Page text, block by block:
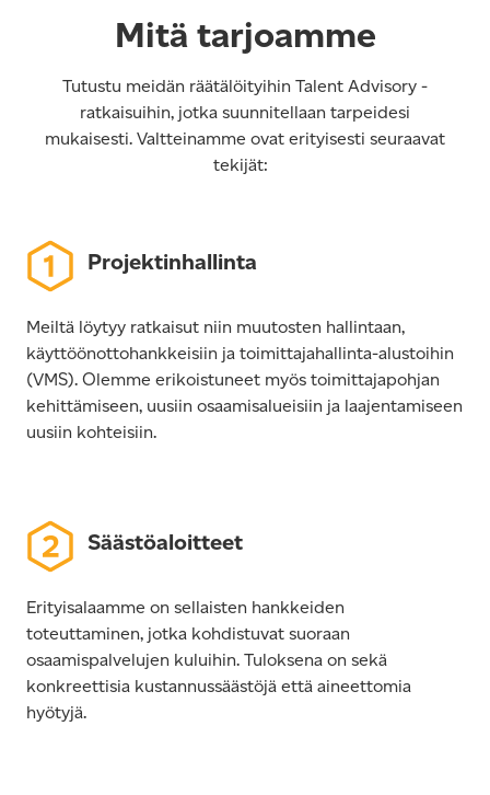
Mitä tarjoamme
Tutustu meidän räätälöityihin Talent Advisory -
ratkaisuihin, jotka suunnitellaan tarpeidesi
mukaisesti. Valtteinamme ovat erityisesti seuraavat
tekijät:
Projektinhallinta
Meiltä löytyy ratkaisut niin muutosten hallintaan,
käyttöönottohankkeisiin ja toimittajahallinta-alustoihin
(VMS). Olemme erikoistuneet myös toimittajapohjan
kehittämiseen, uusiin osaamisalueisiin ja laajentamiseen
uusiin kohteisiin.
Säästöaloitteet
Erityisalaamme on sellaisten hankkeiden
toteuttaminen, jotka kohdistuvat suoraan
osaamispalvelujen kuluihin. Tuloksena on sekä
konkreettisia kustannussäästöjä että aineettomia
hyötyjä.